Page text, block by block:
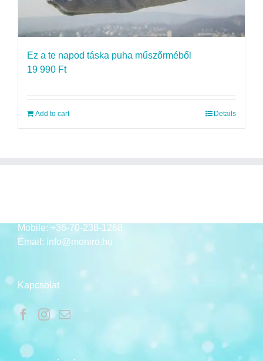
Ez a te napod táska puha műszőrméből
19 990 Ft
Add to cart Details
Mobile: +36-70-238-1268
Email: info@moniro.hu
Kapcsolat